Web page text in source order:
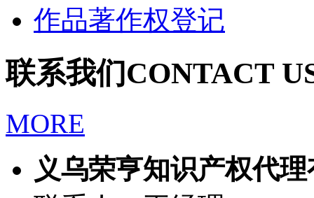
作品著作权登记
联系我们CONTACT
MORE
义乌荣亨知识产权代